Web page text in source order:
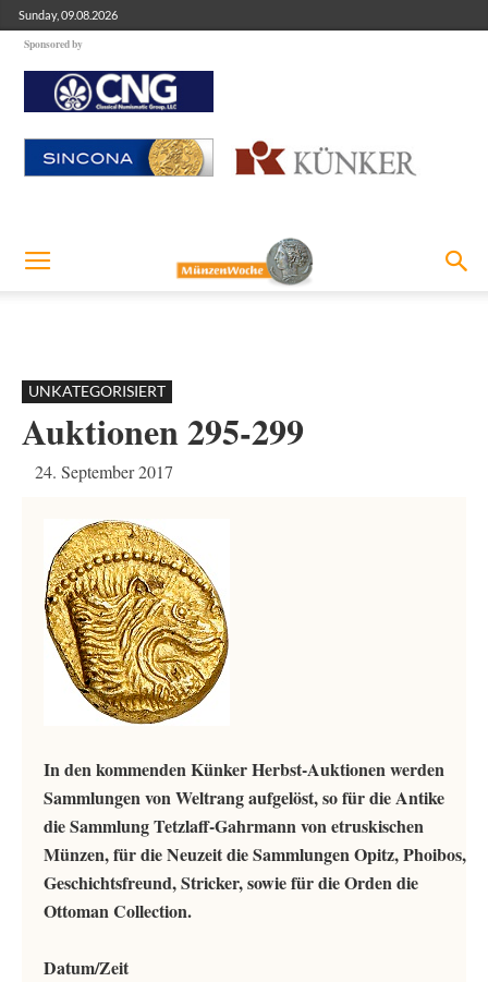
Sunday, 09.08.2026
Sponsored by
UNKATEGORISIERT
Auktionen 295-299
24. September 2017
In den kommenden Künker Herbst-Auktionen werden
Sammlungen von Weltrang aufgelöst, so für die Antike
die Sammlung Tetzlaff-Gahrmann von etruskischen
Münzen, für die Neuzeit die Sammlungen Opitz, Phoibos,
Geschichtsfreund, Stricker, sowie für die Orden die
Ottoman Collection.
Datum/Zeit